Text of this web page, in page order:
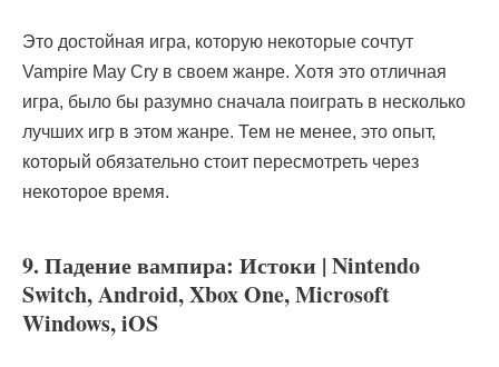
Это достойная игра, которую некоторые сочтут
Vampire May Cry в своем жанре. Хотя это отличная
игра, было бы разумно сначала поиграть в несколько
лучших игр в этом жанре. Тем не менее, это опыт,
который обязательно стоит пересмотреть через
некоторое время.
9. Падение вампира: Истоки | Nintendo
Switch, Android, Xbox One, Microsoft
Windows, iOS